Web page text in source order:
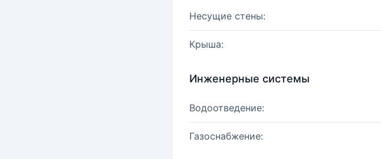
Несущие стены:
Крыша:
Инженерные системы
Водоотведение:
Газоснабжение: